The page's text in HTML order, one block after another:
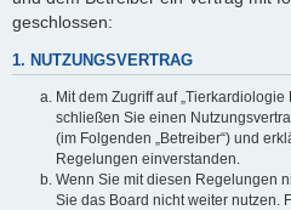
geschlossen:
1. NUTZUNGSVERTRAG
Mit dem Zugriff auf „Tierkardiologie
schließen Sie einen
(im Folgenden „Betreiber“) und
Regelungen einverstanden.
Wenn Sie mit diesen Regelungen
Sie das Board nicht weiter nutzen.